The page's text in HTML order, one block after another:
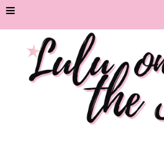
≡